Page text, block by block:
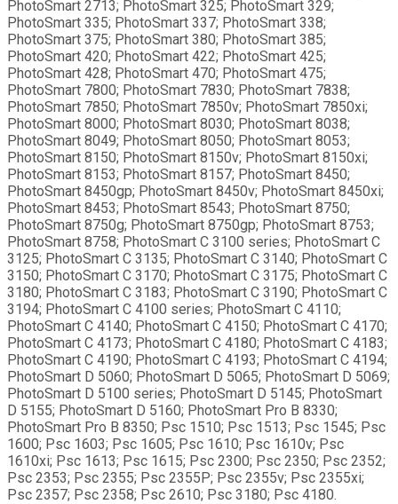
PhotoSmart 2713; PhotoSmart 325; PhotoSmart 329;
PhotoSmart 335; PhotoSmart 337; PhotoSmart 338;
PhotoSmart 375; PhotoSmart 380; PhotoSmart 385;
PhotoSmart 420; PhotoSmart 422; PhotoSmart 425;
PhotoSmart 428; PhotoSmart 470; PhotoSmart 475;
PhotoSmart 7800; PhotoSmart 7830; PhotoSmart 7838;
PhotoSmart 7850; PhotoSmart 7850v; PhotoSmart 7850xi;
PhotoSmart 8000; PhotoSmart 8030; PhotoSmart 8038;
PhotoSmart 8049; PhotoSmart 8050; PhotoSmart 8053;
PhotoSmart 8150; PhotoSmart 8150v; PhotoSmart 8150xi;
PhotoSmart 8153; PhotoSmart 8157; PhotoSmart 8450;
PhotoSmart 8450gp; PhotoSmart 8450v; PhotoSmart 8450xi;
PhotoSmart 8453; PhotoSmart 8543; PhotoSmart 8750;
PhotoSmart 8750g; PhotoSmart 8750gp; PhotoSmart 8753;
PhotoSmart 8758; PhotoSmart C 3100 series; PhotoSmart C
3125; PhotoSmart C 3135; PhotoSmart C 3140; PhotoSmart C
3150; PhotoSmart C 3170; PhotoSmart C 3175; PhotoSmart C
3180; PhotoSmart C 3183; PhotoSmart C 3190; PhotoSmart C
3194; PhotoSmart C 4100 series; PhotoSmart C 4110;
PhotoSmart C 4140; PhotoSmart C 4150; PhotoSmart C 4170;
PhotoSmart C 4173; PhotoSmart C 4180; PhotoSmart C 4183;
PhotoSmart C 4190; PhotoSmart C 4193; PhotoSmart C 4194;
PhotoSmart D 5060; PhotoSmart D 5065; PhotoSmart D 5069;
PhotoSmart D 5100 series; PhotoSmart D 5145; PhotoSmart
D 5155; PhotoSmart D 5160; PhotoSmart Pro B 8330;
PhotoSmart Pro B 8350; Psc 1510; Psc 1513; Psc 1545; Psc
1600; Psc 1603; Psc 1605; Psc 1610; Psc 1610v; Psc
1610xi; Psc 1613; Psc 1615; Psc 2300; Psc 2350; Psc 2352;
Psc 2353; Psc 2355; Psc 2355P; Psc 2355v; Psc 2355xi;
Psc 2357; Psc 2358; Psc 2610; Psc 3180; Psc 4180.